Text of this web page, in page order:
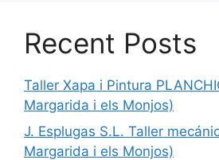
Recent Posts
Taller Xapa i Pintura
Margarida i els Monjos)
J. Esplugas S.L. Taller
Margarida i els Monjos)